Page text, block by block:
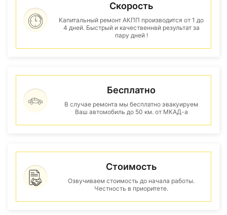
Скорость
Капитальный ремонт АКПП производится от 1 до
4 дней. Быстрый и качественнвй результат за
пару дней !
Бесплатно
В случае ремонта мы бесплатно эвакуируем
Ваш автомобиль до 50 км. от МКАД-а
Стоимость
Озвучиваем стоимость до начала работы.
Честность в приоритете.